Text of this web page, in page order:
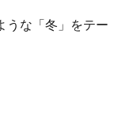
うな「冬」をテー